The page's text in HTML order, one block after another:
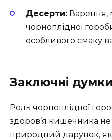
Десерти: Варення,
чорноплідної
особливого смаку
Заключні думки
Роль чорноплідної
здоров’я кишечника
природний дарунок,